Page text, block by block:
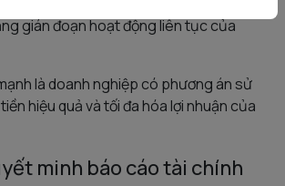
gián đoạn hoạt động liên tục của
là doanh nghiệp có phương án sử
hiệu quả và tối đa hóa lợi nhuận của
minh báo cáo tài chính